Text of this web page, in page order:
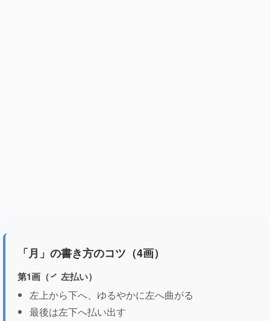
「月」の書き方のコツ（4画）
第1画（㇒ 左払い）
左上から下へ、ゆるやかに左へ曲がる
最後は左下へ払い出す